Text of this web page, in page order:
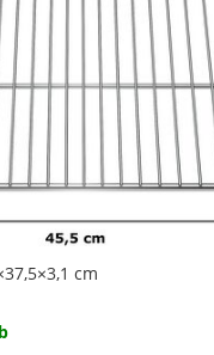
cm